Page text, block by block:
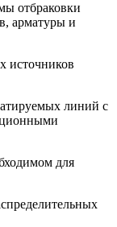
отбраковки
арматуры и
линий с
для